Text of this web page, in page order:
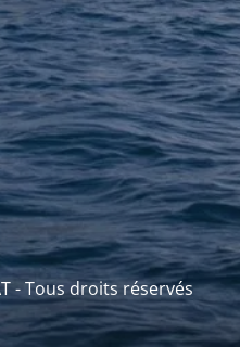
- Tous droits réservés